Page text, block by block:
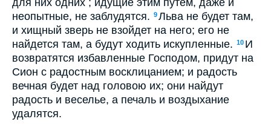
для них одних ; идущие этим путем, даже и
неопытные, не заблудятся. 9Льва не будет там,
и хищный зверь не взойдет на него; его не
найдется там, а будут ходить искупленные. 10 И
возвратятся избавленные Господом, придут на
Сион с радостным восклицанием; и радость
вечная будет над головою их; они найдут
радость и веселье, а печаль и воздыхание
удалятся.